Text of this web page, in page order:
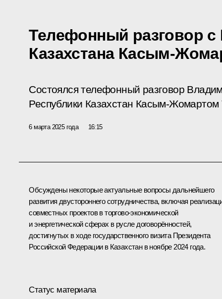
Телефонный разговор с
Казахстана Касым-
Состоялся телефонный разговор
Республики Казахстан Касым-Жомартом
6 марта 2025 года 16:15
Обсуждены некоторые актуальные вопросы дальнейшего
развития двустороннего сотрудничества, включая
совместных проектов в торгово-экономической
и энергетической сферах в русле договорённостей,
достигнутых в ходе государственного визитаПрезидента
Российской Федерации в Казахстан в ноябре 2024 года.
Статус материала